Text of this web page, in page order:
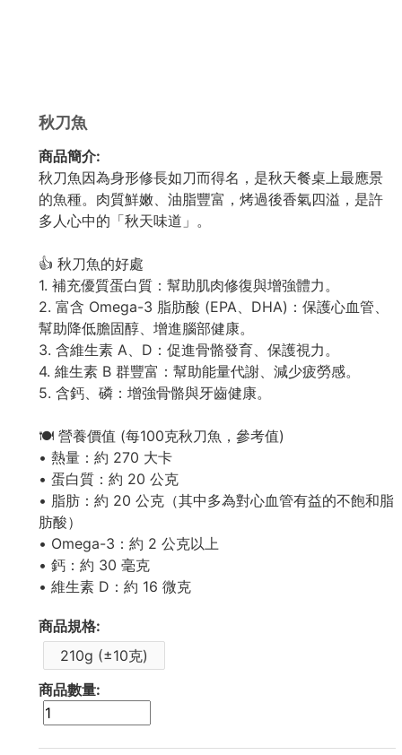
秋刀魚
商品簡介:
秋刀魚因為身形修長如刀而得名，是秋天餐桌上最應景
的魚種。肉質鮮嫩、油脂豐富，烤過後香氣四溢，是許
多人心中的「秋天味道」。
👍 秋刀魚的好處
1. 補充優質蛋白質：幫助肌肉修復與增強體力。
2. 富含 Omega-3 脂肪酸 (EPA、DHA)：保護心血管、
幫助降低膽固醇、增進腦部健康。
3. 含維生素 A、D：促進骨骼發育、保護視力。
4. 維生素 B 群豐富：幫助能量代謝、減少疲勞感。
5. 含鈣、磷：增強骨骼與牙齒健康。
🍽 營養價值 (每100克秋刀魚，參考值)
• 熱量：約 270 大卡
• 蛋白質：約 20 公克
• 脂肪：約 20 公克（其中多為對心血管有益的不飽和脂
肪酸）
• Omega-3：約 2 公克以上
• 鈣：約 30 毫克
• 維生素 D：約 16 微克
商品規格:
210g (±10克)
商品數量: